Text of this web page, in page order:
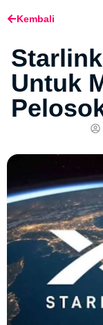
Kembali
Untuk